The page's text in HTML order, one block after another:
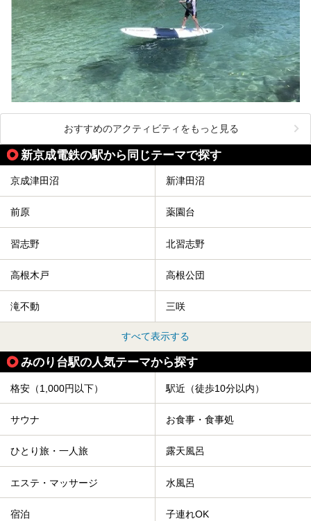
おすすめのアクティビティをもっと見る
新京成電鉄の駅から同じテーマで探す
京成津田沼 新津田沼
前原 薬園台
習志野 北習志野
高根木戸 高根公団
滝不動 三咲
すべて表示する
みのり台駅の人気テーマから探す
格安（1,000円以下） 駅近（徒歩10分以内）
サウナ お食事・食事処
ひとり旅・一人旅 露天風呂
エステ・マッサージ 水風呂
宿泊 子連れOK